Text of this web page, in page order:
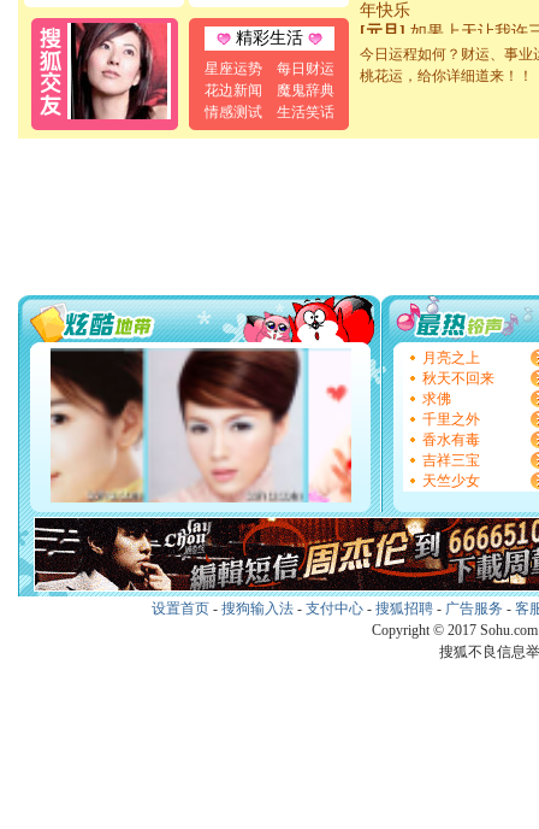
精彩生活
星座运势
每日财运
花边新闻
魔鬼辞典
情感测试
生活笑话
[元旦]如果上天让我许
生三世和你不再分离。
[元旦] 当我狠下心扭头
四片叶子是幸运。 送
乐！
[圣诞节]圣诞节到了，
不打算给你太多，只
千万要健康！千万要
要忘记我！
[圣诞节] 不只这样的日
日子才能正大光明地
新年要快乐!天天都要
[圣诞节]奉上一颗祝福
里,愿幸福,如意,快乐,鲜
在.圣诞快乐!
[元旦]看到你我会触电
有你我会断电。爱你是
抱你是我特长，吻你是
年快乐
如果上天让我许
今日运程如何？财运、事业
桃花运，给你详细道来！！
月亮之上
秋天不回来
求佛
千里之外
香水有毒
吉祥三宝
天竺少女
设置首页- 搜狗输入法- 支付中心- 搜狐招聘- 广告服务 - 客
Copyright © 2017
搜狐不良信息